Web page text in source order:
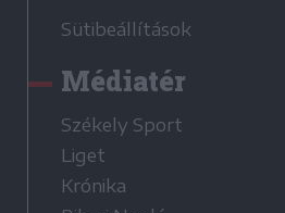
Sütibeállítások
Médiatér
Székely Sport
Liget
Krónika